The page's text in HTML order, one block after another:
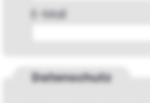
E-Mail
Datenschutz